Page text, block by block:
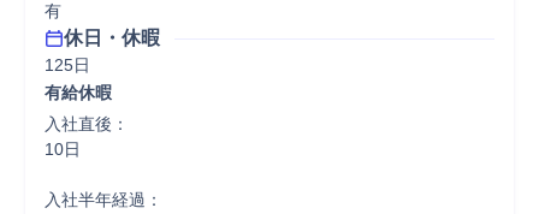
有
休日・休暇
125日
有給休暇
入社直後：
10日
入社半年経過：